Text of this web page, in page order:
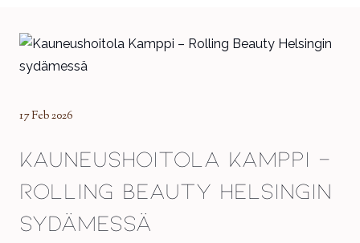
17 Feb 2026
Kauneushoitola Kamppi –
Rolling Beauty Helsingin
sydämessä